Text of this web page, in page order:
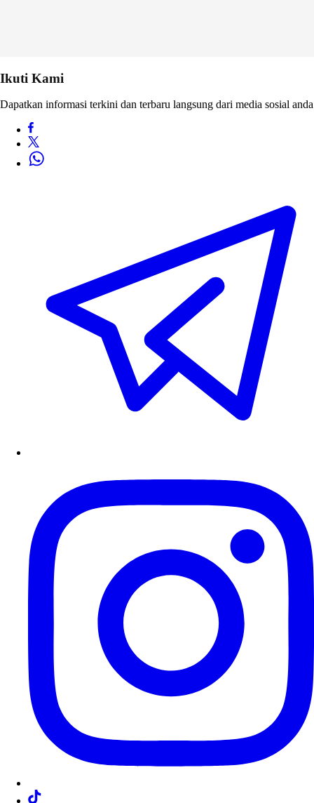
Ikuti Kami
Dapatkan informasi terkini dan terbaru langsung dari media sosial anda